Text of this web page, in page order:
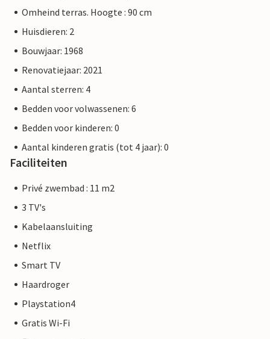
Omheind terras. Hoogte : 90 cm
Huisdieren: 2
Bouwjaar: 1968
Renovatiejaar: 2021
Aantal sterren: 4
Bedden voor volwassenen: 6
Bedden voor kinderen: 0
Aantal kinderen gratis (tot 4 jaar): 0
Faciliteiten
Privé zwembad : 11 m2
3 TV's
Kabelaansluiting
Netflix
Smart TV
Haardroger
Playstation4
Gratis Wi-Fi